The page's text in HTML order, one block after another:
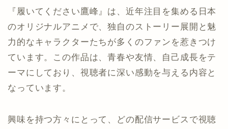
『履いてください鷹峰』は、近年注目を集める日本
のオリジナルアニメで、独自のストーリー展開と魅
力的なキャラクターたちが多くのファンを惹きつけ
ています。この作品は、青春や友情、自己成長をテ
ーマにしており、視聴者に深い感動を与える内容と
なっています。
興味を持つ方々にとって、どの配信サービスで視聴